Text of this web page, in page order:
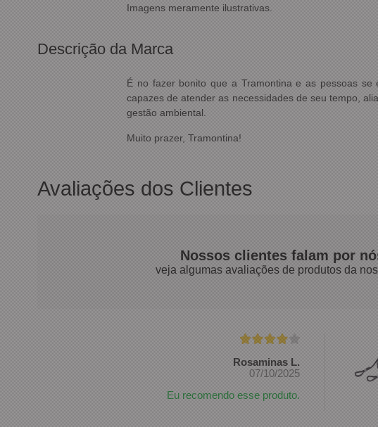
Imagens meramente ilustrativas.
Descrição da Marca
É no fazer bonito que a Tramontina e as pessoas
capazes de atender as necessidades de seu tempo,
gestão ambiental.
Muito prazer, Tramontina!
Avaliações dos Clientes
Nossos clientes falam por
veja algumas avaliações de produtos da
Rosaminas L.
07/10/2025
Eu recomendo esse produto.